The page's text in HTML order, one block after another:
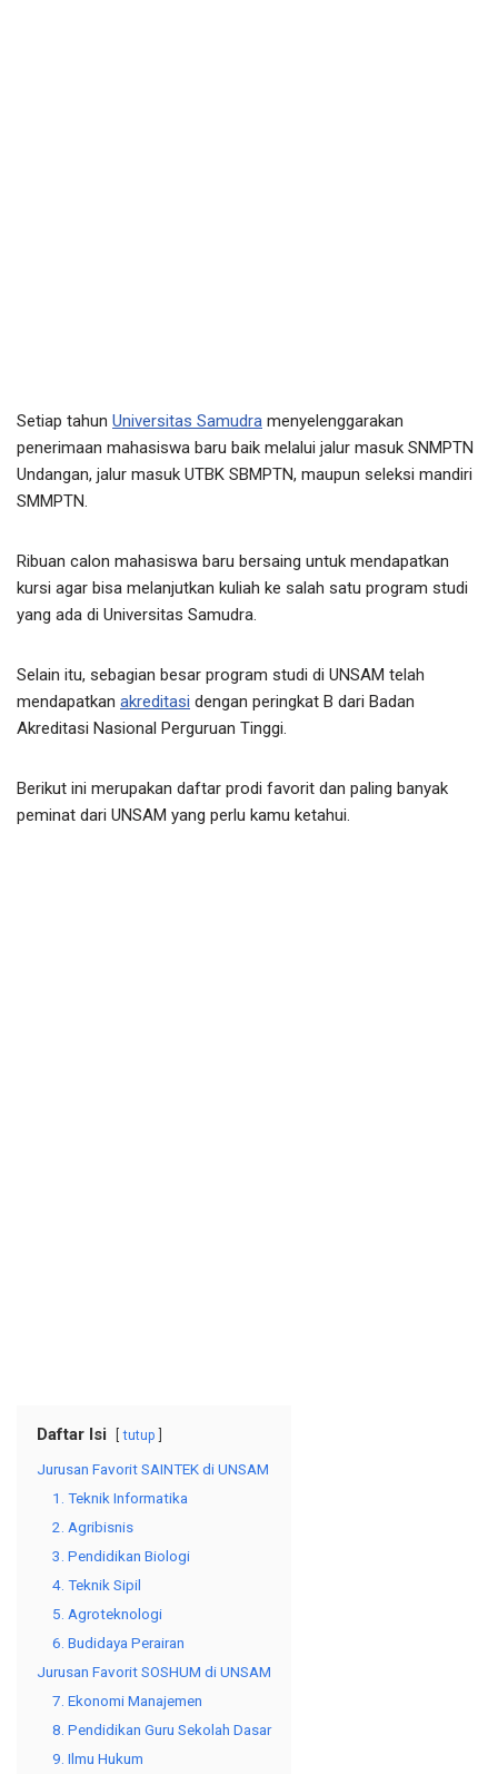
Setiap tahun Universitas Samudra menyelenggarakan
penerimaan mahasiswa baru baik melalui jalur masuk SNMPTN
Undangan, jalur masuk UTBK SBMPTN, maupun seleksi mandiri
SMMPTN.
Ribuan calon mahasiswa baru bersaing untuk mendapatkan
kursi agar bisa melanjutkan kuliah ke salah satu program studi
yang ada di Universitas Samudra.
Selain itu, sebagian besar program studi di UNSAM telah
mendapatkan akreditasi dengan peringkat B dari Badan
Akreditasi Nasional Perguruan Tinggi.
Berikut ini merupakan daftar prodi favorit dan paling banyak
peminat dari UNSAM yang perlu kamu ketahui.
Daftar Isi tutup
Jurusan Favorit SAINTEK di UNSAM
1. Teknik Informatika
2. Agribisnis
3. Pendidikan Biologi
4. Teknik Sipil
5. Agroteknologi
6. Budidaya Perairan
Jurusan Favorit SOSHUM di UNSAM
7. Ekonomi Manajemen
8. Pendidikan Guru Sekolah Dasar
9. Ilmu Hukum